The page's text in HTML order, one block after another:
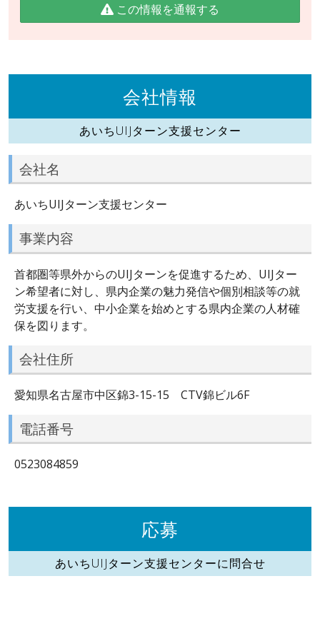
この情報を通報する
会社情報
あいちUIJターン支援センター
会社名
あいちUIJターン支援センター
事業内容
首都圏等県外からのUIJターンを促進するため、UIJター
ン希望者に対し、県内企業の魅力発信や個別相談等の就
労支援を行い、中小企業を始めとする県内企業の人材確
保を図ります。
会社住所
愛知県名古屋市中区錦3-15-15 CTV錦ビル6F
電話番号
0523084859
応募
あいちUIJターン支援センターに問合せ